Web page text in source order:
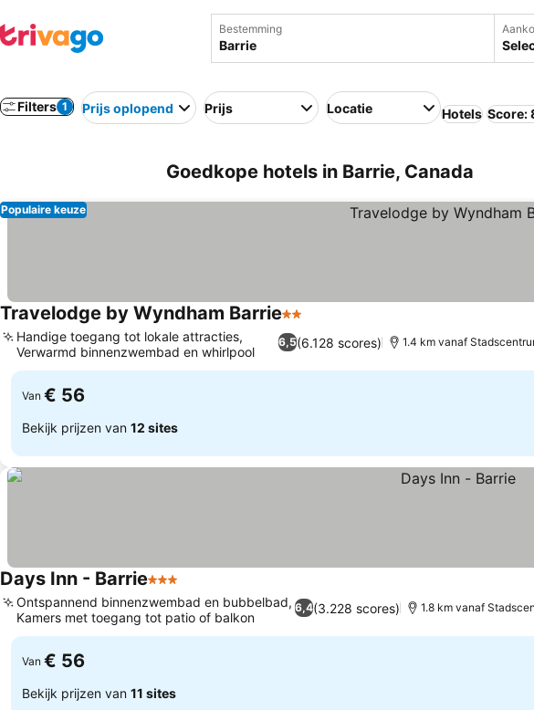
Bestemming
Filters 1 Prijs oplopend Prijs Locatie Hotels Score:
Goedkope hotels in Barrie, Canada
Populaire keuze
Travelodge by Wyndham Barrie2 Sterren
6,5(6.128 scores)
Handige toegang tot lokale attracties,
Verwarmd binnenzwembad en whirlpool
1.4 km vanaf
Van € 56
Bekijk prijzen van 12 sites
Days Inn - Barrie3 Sterren
6,4(3.228 scores)
Ontspannend binnenzwembad en bubbelbad,
Kamers met toegang tot patio of balkon
1.8 km vanaf
Van € 56
Bekijk prijzen van 11 sites